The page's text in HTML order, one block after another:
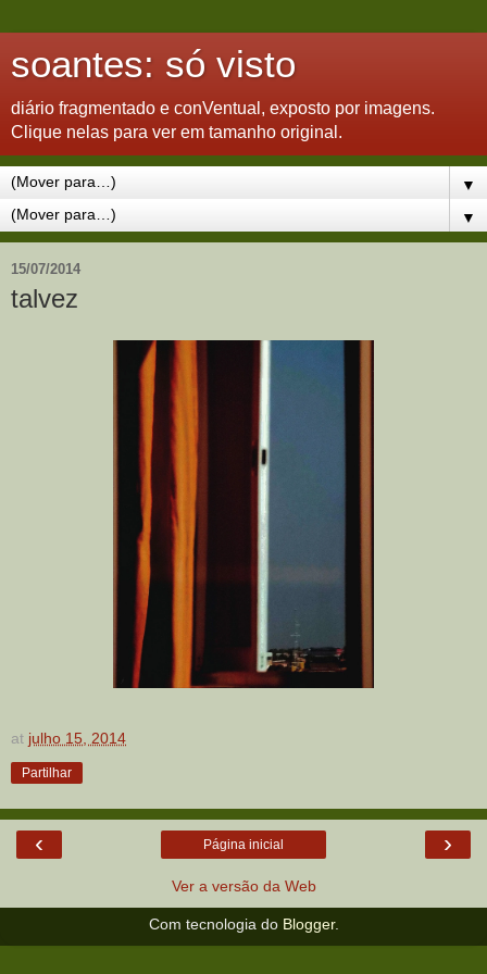
soantes: só visto
diário fragmentado e conVentual, exposto por imagens.
Clique nelas para ver em tamanho original.
▼
▼
15/07/2014
talvez
at julho 15, 2014
Partilhar
‹ ›
Página inicial
Ver a versão da Web
Com tecnologia do Blogger.